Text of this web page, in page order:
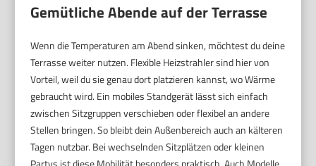
Gemütliche Abende auf der Terrasse
Wenn die Temperaturen am Abend sinken, möchtest du deine
Terrasse weiter nutzen. Flexible Heizstrahler sind hier von
Vorteil, weil du sie genau dort platzieren kannst, wo Wärme
gebraucht wird. Ein mobiles Standgerät lässt sich einfach
zwischen Sitzgruppen verschieben oder flexibel an andere
Stellen bringen. So bleibt dein Außenbereich auch an kälteren
Tagen nutzbar. Bei wechselnden Sitzplätzen oder kleinen